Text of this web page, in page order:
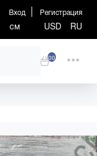
Вход Регистрация
см USD RU
00